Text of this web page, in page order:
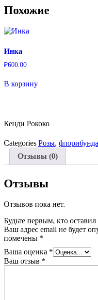
Рококо
Похожие
Инка
₽600.00
В корзину
Кенди Рококо
Categories Розы, флорибунда
Отзывы (0)
Отзывы
Отзывов пока нет.
Будьте первым, кто
Ваш адрес email не будет
помечены *
Ваша оценка *
Ваш отзыв *